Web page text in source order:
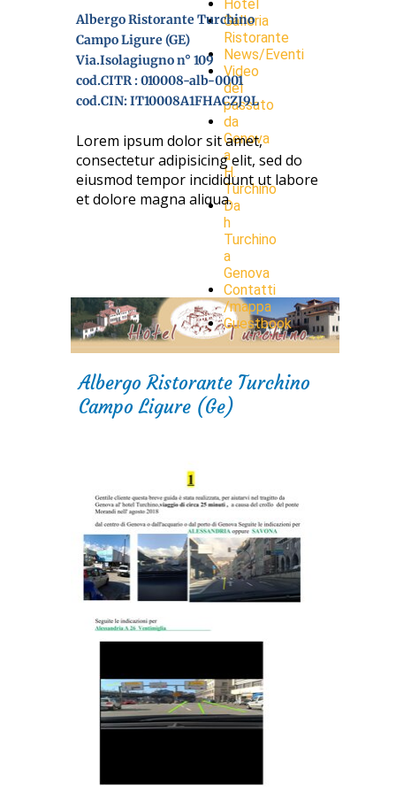
Albergo Ristorante Turchino
Campo Ligure (GE)
Via.Isolagiugno n° 109
cod.CITR : 010008-alb-0001
cod.CIN: IT10008A1FHACZJ9L
Lorem ipsum dolor sit amet,
consectetur adipisicing elit, sed do
eiusmod tempor incididunt ut labore
et dolore magna aliqua.
Albergo Ristorante Turchino
Campo Ligure (Ge)
Hotel
Galleria
Ristorante
News/Eventi
Video
del
passato
da
Genova
a
H.
Turchino
Da
h
Turchino
a
Genova
Contatti
/mappa
Guestbook